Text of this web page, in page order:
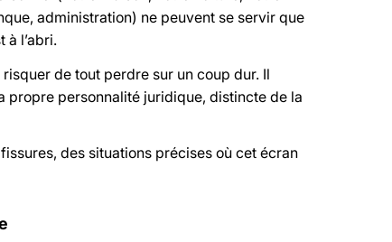
administration) ne peuvent se servir que
à l’abri.
de tout perdre sur un coup dur. Il
propre personnalité juridique, distincte de la
des situations précises où cet écran